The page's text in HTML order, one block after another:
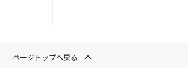
ページトップへ戻る